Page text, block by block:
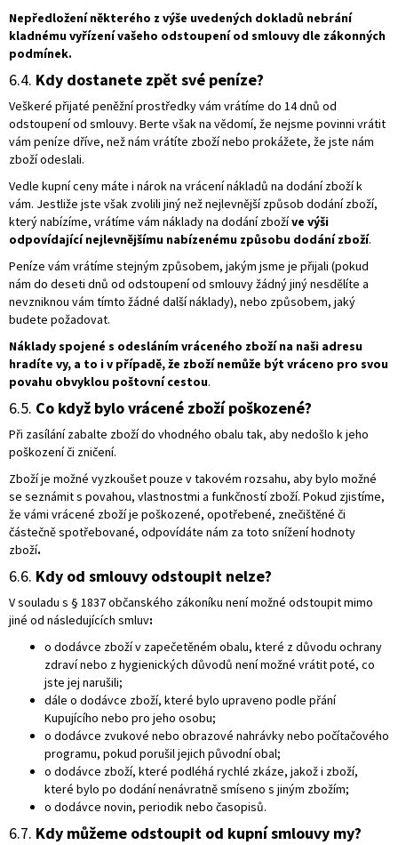
Nepředložení některého z výše uvedených dokladů nebrání
kladnému vyřízení vašeho odstoupení od smlouvy dle zákonných
podmínek.
6.4. Kdy dostanete zpět své peníze?
Veškeré přijaté peněžní prostředky vám vrátíme do 14 dnů od
odstoupení od smlouvy. Berte však na vědomí, že nejsme povinni vrátit
vám peníze dříve, než nám vrátíte zboží nebo prokážete, že jste nám
zboží odeslali.
Vedle kupní ceny máte i nárok na vrácení nákladů na dodání zboží k
vám. Jestliže jste však zvolili jiný než nejlevnější způsob dodání zboží,
který nabízíme, vrátíme vám náklady na dodání zbožíve výši
odpovídající nejlevnějšímu nabízenému způsobu dodání zboží.
Peníze vám vrátíme stejným způsobem, jakým jsme je přijali (pokud
nám do deseti dnů od odstoupení od smlouvy žádný jiný nesdělíte a
nevzniknou vám tímto žádné další náklady), nebo způsobem, jaký
budete požadovat.
Náklady spojené s odesláním vráceného zboží na naši adresu
hradíte vy, a to i v případě, že zboží nemůže být vráceno pro svou
povahu obvyklou poštovní cestou.
6.5. Co když bylo vrácené zboží poškozené?
Při zasílání zabalte zboží do vhodného obalu tak, aby nedošlo k jeho
poškození či zničení.
Zboží je možné vyzkoušet pouze v takovém rozsahu, aby bylo možné
se seznámit s povahou, vlastnostmi a funkčností zboží. Pokud zjistíme,
že vámi vrácené zboží je poškozené, opotřebené, znečištěné či
částečně spotřebované, odpovídáte nám za toto snížení hodnoty
zboží.
6.6. Kdy od smlouvy odstoupit nelze?
V souladu s § 1837 občanského zákoníku není možné odstoupit mimo
jiné od následujících smluv:
o dodávce zboží v zapečetěném obalu, které z důvodu ochrany
zdraví nebo z hygienických důvodů není možné vrátit poté, co
jste jej narušili;
dále o dodávce zboží, které bylo upraveno podle přání
Kupujícího nebo pro jeho osobu;
o dodávce zvukové nebo obrazové nahrávky nebo počítačového
programu, pokud porušil jejich původní obal;
o dodávce zboží, které podléhá rychlé zkáze, jakož i zboží,
které bylo po dodání nenávratně smíseno s jiným zbožím;
o dodávce novin, periodik nebo časopisů.
6.7. Kdy můžeme odstoupit od kupní smlouvy my?